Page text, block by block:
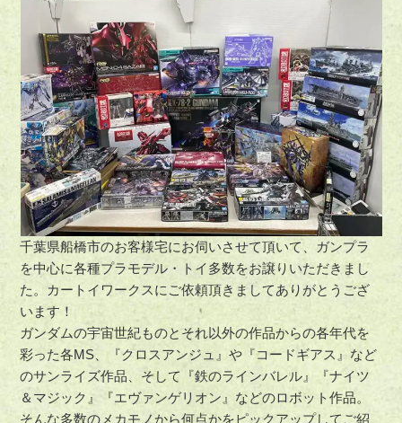
千葉県船橋市のお客様宅にお伺いさせて頂いて、ガンプラ
を中心に各種プラモデル・トイ多数をお譲りいただきまし
た。カートイワークスにご依頼頂きましてありがとうござ
います！
ガンダムの宇宙世紀ものとそれ以外の作品からの各年代を
彩った各MS、『クロスアンジュ』や『コードギアス』など
のサンライズ作品、そして『鉄のラインバレル』『ナイツ
＆マジック』『エヴァンゲリオン』などのロボット作品。
そんな多数のメカモノから何点かをピックアップしてご紹